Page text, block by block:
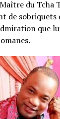
du Tcha
de
que